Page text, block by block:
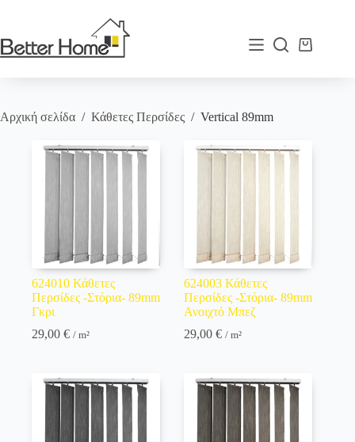
Καλάθι
Αρχική σελίδα / Κάθετες Περσίδες / Vertical 89mm
624010 Κάθετες
Περσίδες -Στόρια- 89mm
Γκρι
29,00 € / m²
624003 Κάθετες
Περσίδες -Στόρια- 89mm
Ανοιχτό Μπεζ
29,00€ / m²